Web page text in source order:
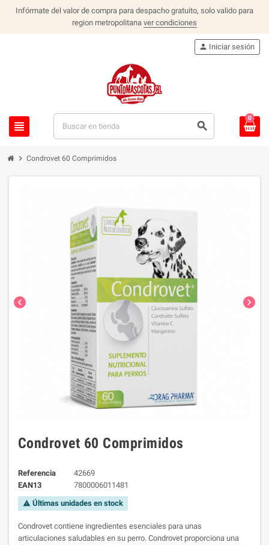
Infórmate del valor de compra para despacho gratuito, solo valido para
region metropolitana ver condiciones
view_headline search
person Iniciar sesión
0
chevron_right Condrovet 60 Comprimidos
chevron_left chevron_right
Condrovet 60 Comprimidos
Referencia
42669
EAN13
7800006011481
warning Últimas unidades en stock
Condrovet contiene ingredientes esenciales para unas
articulaciones saludables en su perro. Condrovet proporciona una